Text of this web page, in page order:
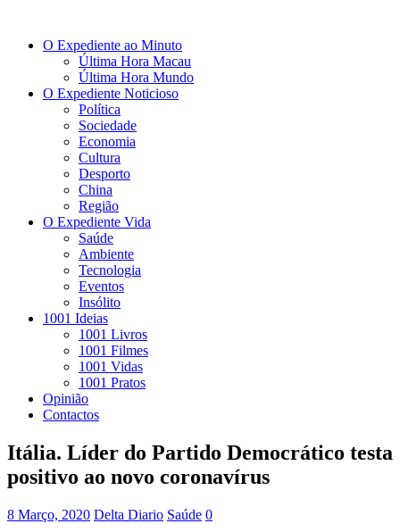
O Expediente ao Minuto
Última Hora Macau
Última Hora Mundo
O Expediente Noticioso
Política
Sociedade
Economia
Cultura
Desporto
China
Região
O Expediente Vida
Saúde
Ambiente
Tecnologia
Eventos
Insólito
1001 Ideias
1001 Livros
1001 Filmes
1001 Vidas
1001 Pratos
Opinião
Contactos
Itália. Líder do Partido Democrático testa
positivo ao novo coronavírus
8 Março, 2020 Delta Diario Saúde 0